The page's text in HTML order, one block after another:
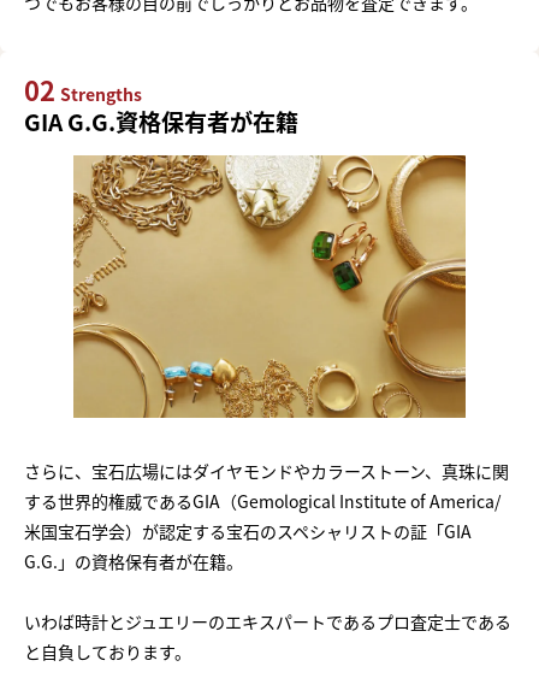
02 Strengths
GIA G.G.資格保有者が在籍
さらに、宝石広場にはダイヤモンドやカラーストーン、真珠に関
する世界的権威であるGIA（Gemological Institute of America/
米国宝石学会）が認定する宝石のスペシャリストの証「GIA
G.G.」の資格保有者が在籍。
いわば時計とジュエリーのエキスパートであるプロ査定士である
と自負しております。